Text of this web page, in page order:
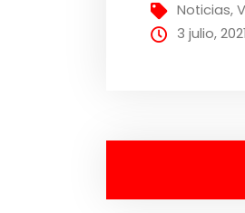
Noticias,
3 julio, 2021